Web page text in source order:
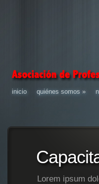
inicio quiénes somos »
Lorem ipsum